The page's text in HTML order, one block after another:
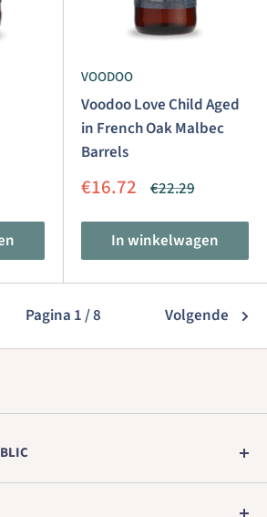
VOODOO
Voodoo Love Child Aged
in French Oak Malbec
Barrels
Aanbiedingsprijs
€16.72 Normale
€22.29
In winkelwagen
Pagina 1 / 8 Volgende
voor echt ambachtelijk bier